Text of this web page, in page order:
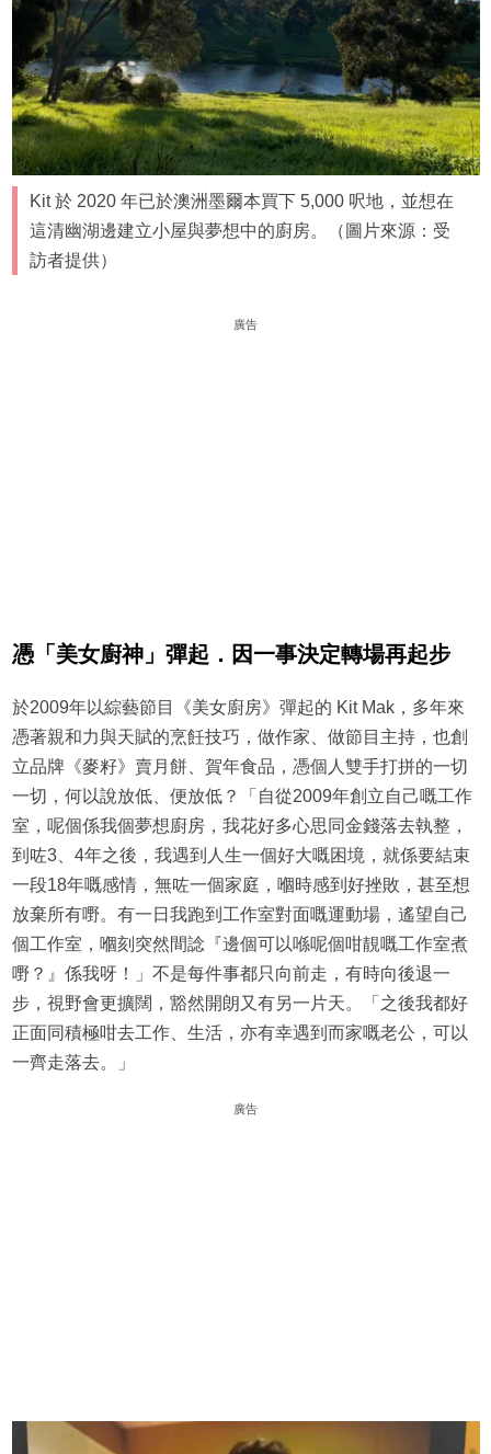
Kit 於 2020 年已於澳洲墨爾本買下 5,000 呎地，並想在
這清幽湖邊建立小屋與夢想中的廚房。（圖片來源：受
訪者提供）
廣告
憑「美女廚神」彈起．因一事決定轉場再起步
於2009年以綜藝節目《美女廚房》彈起的 Kit Mak，多年來
憑著親和力與天賦的烹飪技巧，做作家、做節目主持，也創
立品牌《麥籽》賣月餅、賀年食品，憑個人雙手打拼的一切
一切，何以說放低、便放低？「自從2009年創立自己嘅工作
室，呢個係我個夢想廚房，我花好多心思同金錢落去執整，
到咗3、4年之後，我遇到人生一個好大嘅困境，就係要結束
一段18年嘅感情，無咗一個家庭，嗰時感到好挫敗，甚至想
放棄所有嘢。有一日我跑到工作室對面嘅運動場，遙望自己
個工作室，嗰刻突然間諗『邊個可以喺呢個咁靚嘅工作室煮
嘢？』係我呀！」不是每件事都只向前走，有時向後退一
步，視野會更擴闊，豁然開朗又有另一片天。「之後我都好
正面同積極咁去工作、生活，亦有幸遇到而家嘅老公，可以
一齊走落去。」
廣告